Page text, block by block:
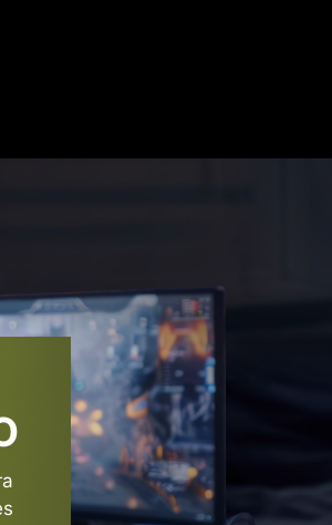
la guía PSDG (Power Supply Design
un 220 % de variación de
de potencia de la GPU.